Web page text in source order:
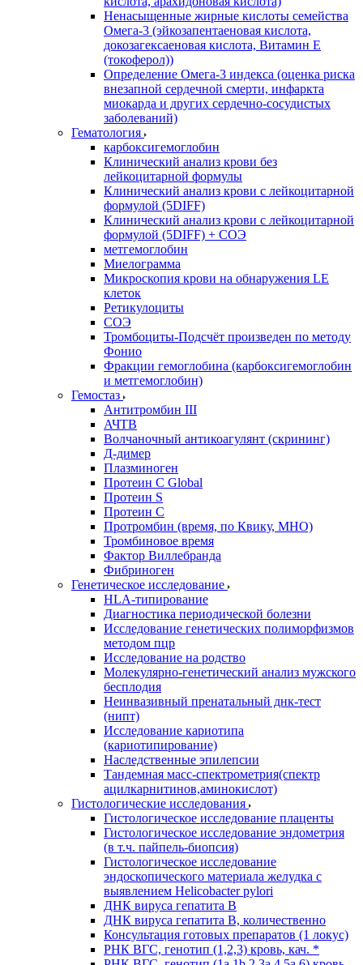
Ненасыщенные жирные кислоты семейства
Омега-3 (эйкозапентаеновая кислота,
докозагексаеновая кислота, Витамин E
(токоферол))
Определение Омега-3 индекса (оценка риска
внезапной сердечной смерти, инфаркта
миокарда и других сердечно-сосудистых
заболеваний)
Гематология
карбоксигемоглобин
Клинический анализ крови без
лейкоцитарной формулы
Клинический анализ крови с лейкоцитарной
формулой (5DIFF)
Клинический анализ крови с лейкоцитарной
формулой (5DIFF) + СОЭ
метгемоглобин
Миелограмма
Микроскопия крови на обнаружения LE
клеток
Ретикулоциты
СОЭ
Тромбоциты-Подсчёт произведен по методу
Фонио
Фракции гемоглобина (карбоксигемоглобин
и метгемоглобин)
Гемостаз
Антитромбин III
АЧТВ
Волчаночный антикоагулянт (скрининг)
Д-димер
Плазминоген
Протеин C Global
Протеин S
Протеин С
Протромбин (время, по Квику, МНО)
Тромбиновое время
Фактор Виллебранда
Фибриноген
Генетическое исследование
HLA-типирование
Диагностика периодической болезни
Исследование генетических полиморфизмов
методом пцр
Исследование на родство
Молекулярно-генетический анализ мужского
бесплодия
Неинвазивный пренатальный днк-тест
(нипт)
Исследование кариотипа
(кариотипирование)
Наследственные эпилепсии
Тандемная масс-спектрометрия(спектр
ацилкарнитинов,аминокислот)
Гистологические исследования
Гистологическое исследование плаценты
Гистологическое исследование эндометрия
(в т.ч. пайпель-биопсия)
Гистологическое исследование
эндоскопического материала желудка с
выявлением Helicobacter pylori
ДНК вируса гепатита B
ДНК вируса гепатита B, количественно
Консультация готовых препаратов (1 локус)
РНК ВГC, генотип (1,2,3) кровь, кач. *